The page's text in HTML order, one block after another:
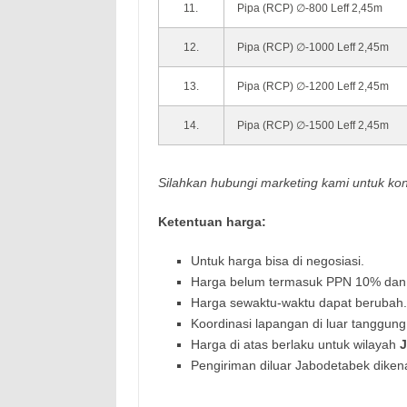
11. Pipa (RCP) ∅-800 Leff 2,45m
12. Pipa (RCP) ∅-1000 Leff 2,45m
13. Pipa (RCP) ∅-1200 Leff 2,45m
14. Pipa (RCP) ∅-1500 Leff 2,45m
Silahkan hubungi marketing kami untuk
Ketentuan harga:
Untuk harga bisa di negosiasi.
Harga belum termasuk PPN 10%
Harga sewaktu-waktu dapat berubah.
Koordinasi lapangan di luar
Harga di atas berlaku untuk wilayah
Pengiriman diluar Jabodetabek